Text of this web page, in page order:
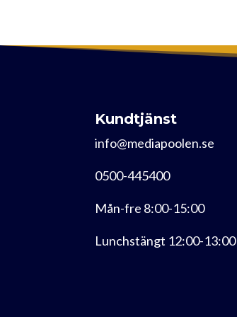
Kundtjänst
info@mediapoolen.se
0500-445400
Mån-fre 8:00-15:00
Lunchstängt 12:00-13:00